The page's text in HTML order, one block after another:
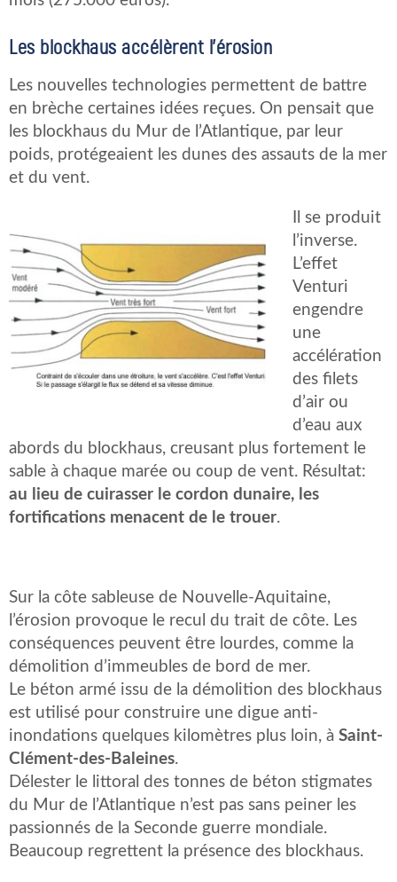
Les blockhaus accélèrent l’érosion
Les nouvelles technologies permettent de battre
en brèche certaines idées reçues. On pensait que
les blockhaus du Mur de l’Atlantique, par leur
poids, protégeaient les dunes des assauts de la mer
et du vent.
Il se produit
l’inverse.
L’effet
Venturi
engendre
une
accélération
des filets
d’air ou
d’eau aux
abords du blockhaus, creusant plus fortement le
sable à chaque marée ou coup de vent. Résultat:
au lieu de cuirasser le cordon dunaire, les
fortifications menacent de le trouer.
Sur la côte sableuse de Nouvelle-Aquitaine,
l’érosion provoque le recul du trait de côte. Les
conséquences peuvent être lourdes, comme la
démolition d’immeubles de bord de mer.
Le béton armé issu de la démolition des blockhaus
est utilisé pour construire une digue anti-
inondations quelques kilomètres plus loin, à Saint-
Clément-des-Baleines.
Délester le littoral des tonnes de béton stigmates
du Mur de l’Atlantique n’est pas sans peiner les
passionnés de la Seconde guerre mondiale.
Beaucoup regrettent la présence des blockhaus.